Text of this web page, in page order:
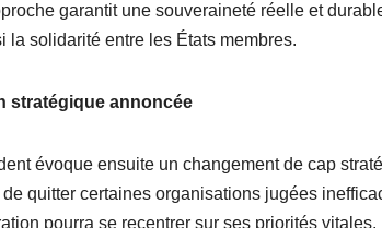
garantit une souveraineté réelle et
la solidarité entre les États membres.
stratégique annoncée
évoque ensuite un changement de cap
de quitter certaines organisations jugées
pourra se recentrer sur ses priorités vitales.